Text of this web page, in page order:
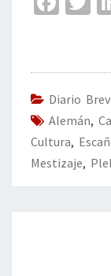
o
o
k
Diario
Alemán,
Cultura,
Mestizaje,